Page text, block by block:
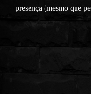
presença (mesmo que